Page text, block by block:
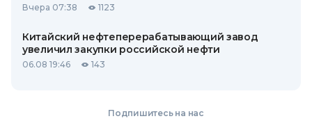
Вчера 07:38 1123
Китайский нефтеперерабатывающий завод
увеличил закупки российской нефти
06.08 19:46 143
Подпишитесь на нас